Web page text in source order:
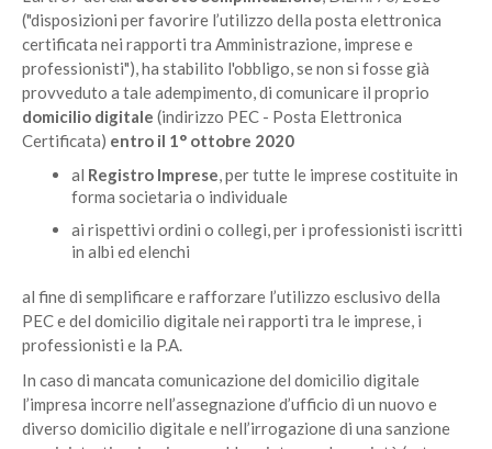
("disposizioni per favorire l’utilizzo della posta elettronica
certificata nei rapporti tra Amministrazione, imprese e
professionisti"), ha stabilito l'obbligo, se non si fosse già
provveduto a tale adempimento, di comunicare il proprio
domicilio digitale (indirizzo PEC - Posta Elettronica
Certificata) entro il 1° ottobre 2020
al Registro Imprese, per tutte le imprese costituite in
forma societaria o individuale
ai rispettivi ordini o collegi, per i professionisti iscritti
in albi ed elenchi
al fine di semplificare e rafforzare l’utilizzo esclusivo della
PEC e del domicilio digitale nei rapporti tra le imprese, i
professionisti e la P.A.
In caso di mancata comunicazione del domicilio digitale
l’impresa incorre nell’assegnazione d’ufficio di un nuovo e
diverso domicilio digitale e nell’irrogazione di una sanzione